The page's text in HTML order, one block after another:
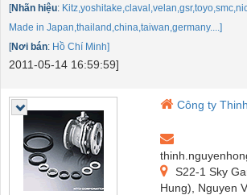
[Nhãn hiệu:
Made in Japan,thailand,china,taiwan,germany....]
[Nơi bán: Hồ Chí Minh]
2011-05-14 16:59:59]
Công ty
S22-1 Sky
Hung), Nguyen